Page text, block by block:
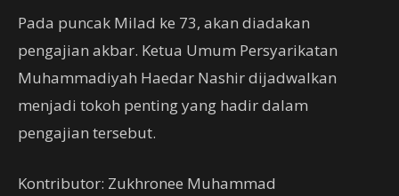
Pada puncak Milad ke 73, akan diadakan
pengajian akbar. Ketua Umum Persyarikatan
Muhammadiyah Haedar Nashir dijadwalkan
menjadi tokoh penting yang hadir dalam
pengajian tersebut.
Kontributor: Zukhronee Muhammad